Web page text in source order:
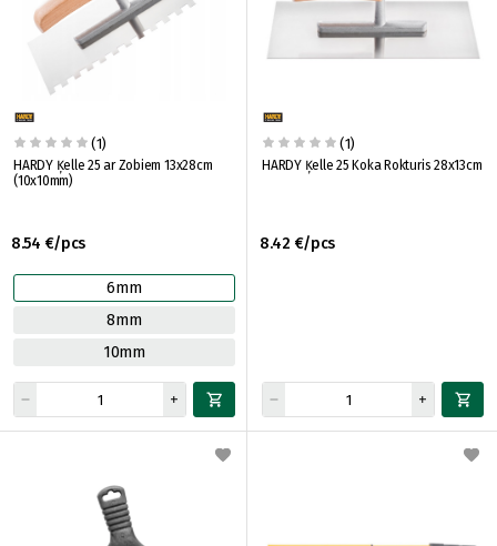
(1)
HARDY Ķelle 25 ar Zobiem 13x28cm
(10x10mm)
8.54 €/pcs
6mm
8mm
10mm
(1)
HARDY Ķelle 25 Koka Rokturis 28x13cm
8.42 €/pcs